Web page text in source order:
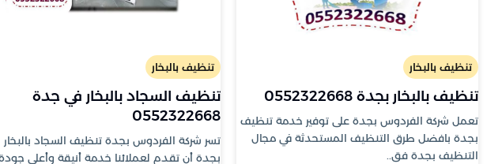
تنظيف بالبخار
تنظيف بالبخار بجدة 0552322668
تعمل شركة الفردوس بجدة على توفير خدمة تنظيف
بجدة بافضل طرق التنظيف المستحدثة في مجال
التنظيف بجدة فق..
تنظيف بالبخار
تنظيف السجاد بالبخار في جدة
0552322668
تسر شركة الفردوس بجدة تنظيف السجاد بالبخار
بجدة أن تقدم لعملائنا خدمة أنيقة وأعلى